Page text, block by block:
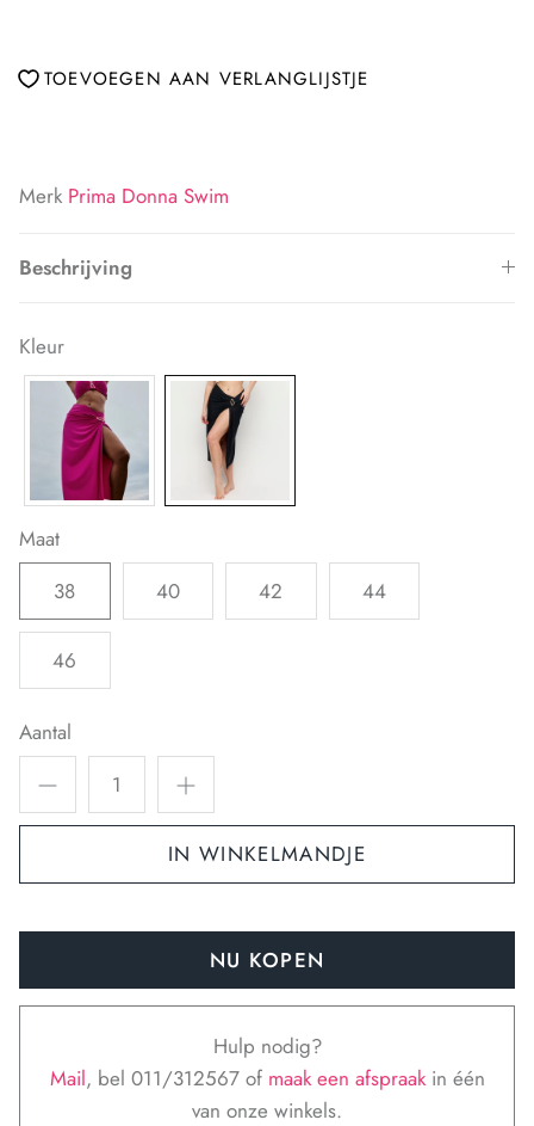
TOEVOEGEN AAN VERLANGLIJSTJE
Merk Prima Donna Swim
Beschrijving
Kleur
Maat
38
40 42 44
46
Aantal
IN WINKELMANDJE
NU KOPEN
Hulp nodig?
Mail, bel 011/312567 of maak een afspraak in één
van onze winkels.